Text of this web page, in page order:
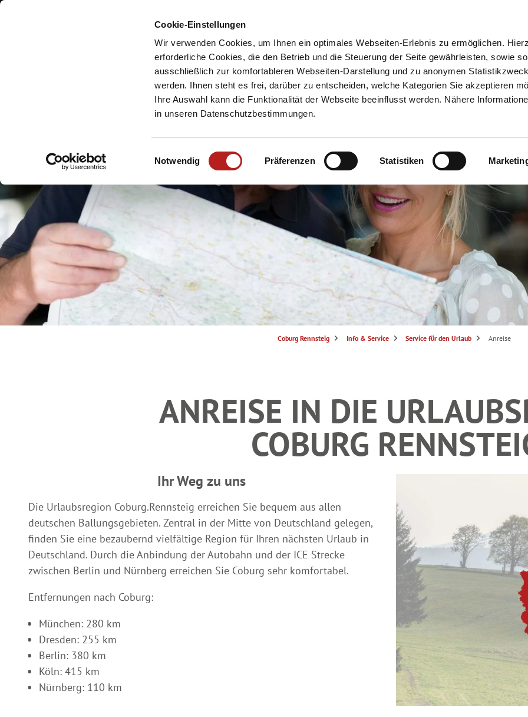
Cookie-Einstellungen
Wir verwenden Cookies, um Ihnen ein optimales Webseiten-Erlebnis zu ermöglichen.
erforderliche Cookies, die den Betrieb und die Steuerung der Seite gewährleisten, sowie
ausschließlich zur komfortableren Webseiten-Darstellung und zu anonymen
werden. Ihnen steht es frei, darüber zu entscheiden, welche Kategorien Sie akzeptieren
Ihre Auswahl kann die Funktionalität der Webseite beeinflusst werden. Nähere
in unseren Datenschutzbestimmungen.
i
n
s
Notwendig Präferenzen Statistiken
Meine Urlaubsregion
S
e
r
:
Coburg Rennsteig Info & Service Service für den Urlaub Anreise
ANREISE IN DIE
COBURG
Ihr Weg zu uns
Die Urlaubsregion Coburg.Rennsteig erreichen Sie bequem aus allen
deutschen Ballungsgebieten. Zentral in der Mitte von Deutschland gelegen,
finden Sie eine bezaubernd vielfältige Region für Ihren nächsten Urlaub in
Deutschland. Durch die Anbindung der Autobahn und der ICE Strecke
zwischen Berlin und Nürnberg erreichen Sie Coburg sehr komfortabel.
Entfernungen nach Coburg:
München: 280 km
Dresden: 255 km
Berlin: 380 km
Köln: 415 km
Nürnberg: 110 km